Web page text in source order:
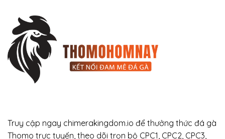
Truy cập ngay chimerakingdom.io để thưởng thức đá gà
Thomo trực tuyến, theo dõi trọn bộ CPC1, CPC2, CPC3,